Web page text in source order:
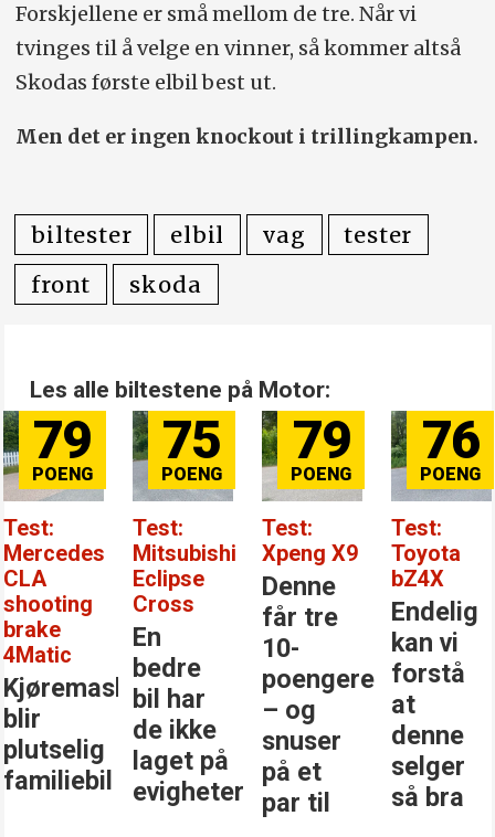
Forskjellene er små mellom de tre. Når vi
tvinges til å velge en vinner, så kommer altså
Skodas første elbil best ut.
Men det er ingen knockout i trillingkampen.
biltester elbil vag
tester
front
skoda
Les alle biltestene på Motor:
79
Test:
Mercedes
CLA
shooting
brake
4Matic
Kjøremaskinen
blir
plutselig
familiebil
75
Test:
Mitsubishi
Eclipse
Cross
En
bedre
bil har
de ikke
laget på
evigheter
79
Test:
Xpeng X9
Denne
får tre
10-
poengere
– og
snuser
på et
par til
76
Test:
Toyota
bZ4X
Endelig
kan vi
forstå
at
denne
selger
så bra